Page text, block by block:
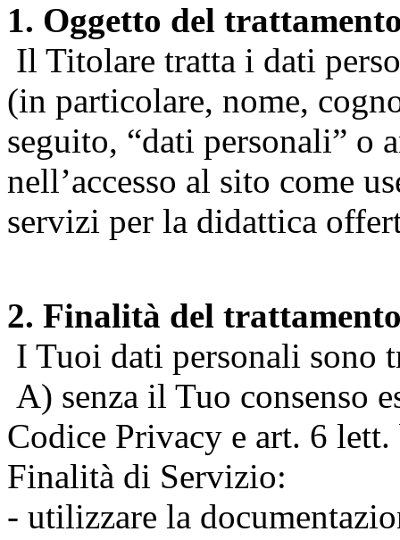
1. Oggetto del
Il Titolare tratta i dati
(in particolare, nome,
seguito, “dati personali” o
nell’accesso al sito come
servizi per la didattica
2. Finalità del
I Tuoi dati personali sono
A) senza il Tuo consenso
Codice Privacy e art. 6
Finalità di Servizio:
- utilizzare la